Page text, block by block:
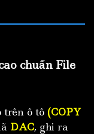
chuẩn File
trên ô tô (COPY
DAC, ghi ra